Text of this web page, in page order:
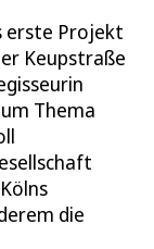
erste Projekt
Keupstraße
Thema
die